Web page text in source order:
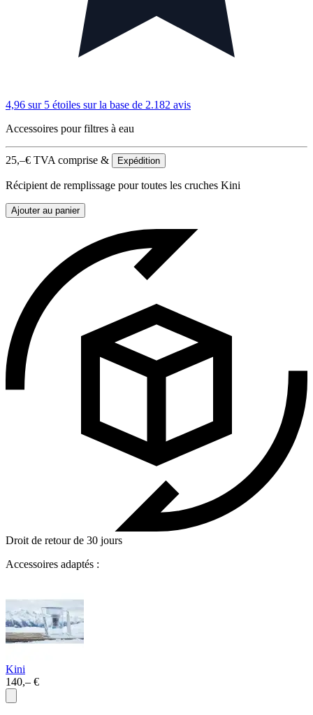
4,96 sur 5 étoiles sur la base de 2.182 avis
Accessoires pour filtres à eau
25,–€ TVA comprise & Expédition
Récipient de remplissage pour toutes les cruches Kini
Ajouter au panier
Droit de retour de 30 jours
Accessoires adaptés :
Kini
140,– €